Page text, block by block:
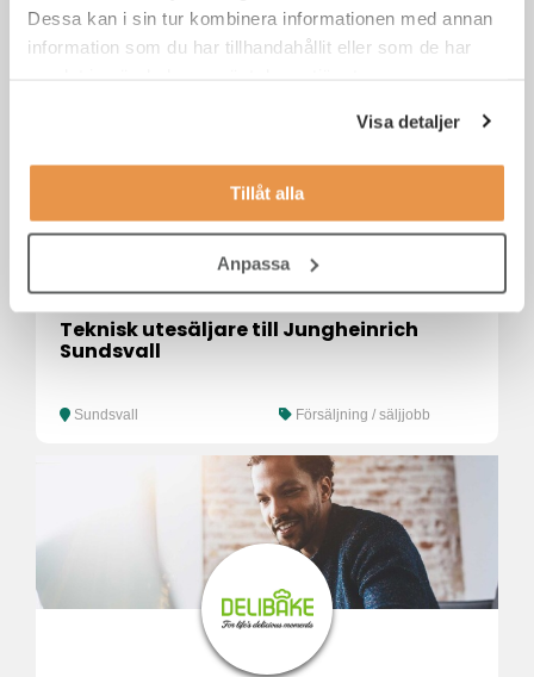
Dessa kan i sin tur kombinera informationen med annan
information som du har tillhandahållit eller som de har
Visa detaljer
Tillåt alla
Anpassa
Östersund Försäljning / säljjobb
Teknisk utesäljare till Jungheinrich
Sundsvall
Sundsvall Försäljning / säljjobb